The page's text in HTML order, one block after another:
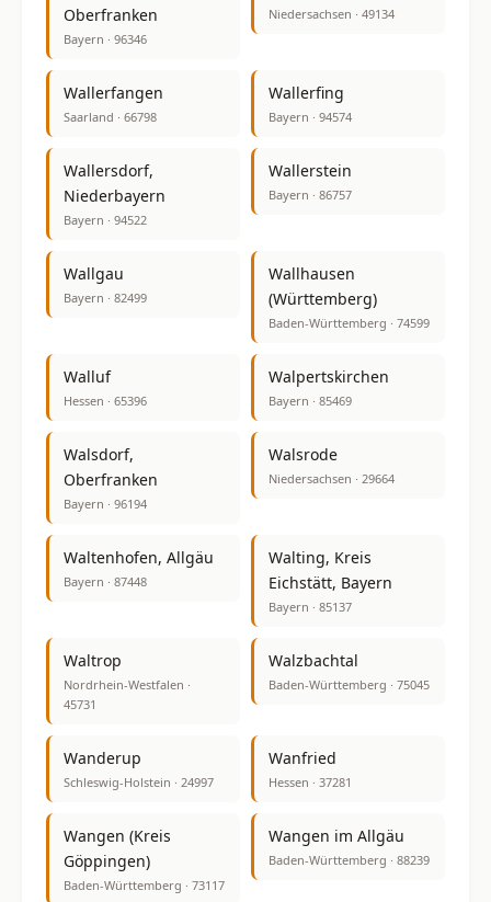
Oberfranken
Bayern · 96346
Niedersachsen · 49134
Wallerfangen
Saarland · 66798
Wallerfing
Bayern · 94574
Wallersdorf,
Niederbayern
Bayern · 94522
Wallerstein
Bayern · 86757
Wallgau
Bayern · 82499
Wallhausen
(Württemberg)
Baden-Württemberg · 74599
Walluf
Hessen · 65396
Walpertskirchen
Bayern · 85469
Walsdorf,
Oberfranken
Bayern · 96194
Walsrode
Niedersachsen · 29664
Waltenhofen, Allgäu
Bayern · 87448
Walting, Kreis
Eichstätt, Bayern
Bayern · 85137
Waltrop
Nordrhein-Westfalen ·
45731
Walzbachtal
Baden-Württemberg · 75045
Wanderup
Schleswig-Holstein · 24997
Wanfried
Hessen · 37281
Wangen (Kreis
Göppingen)
Baden-Württemberg · 73117
Wangen im Allgäu
Baden-Württemberg · 88239